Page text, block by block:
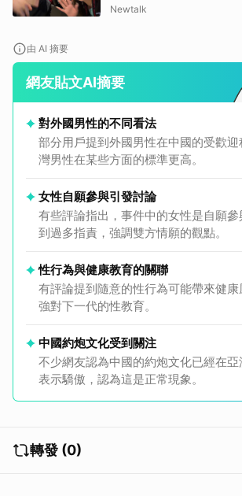
Newtalk
由 AI 摘要
網友貼文AI摘要
對外國男性的不同看法
部分用戶提到外國男性在中國的受歡
灣男性在某些方面的標準更高。
女性自願參與引發討論
有些評論指出，事件中的女性是自願
到過多指責，強調雙方情願的觀點。
性行為與健康教育的關聯
有評論提到隨意的性行為可能帶來健
強對下一代的性教育。
中國約炮文化受到關注
不少網友認為中國的約炮文化已經在
表示驕傲，認為這是正常現象。
轉發 (0)